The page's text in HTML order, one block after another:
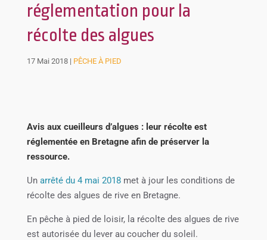
réglementation pour la
récolte des algues
17 Mai 2018| PÊCHE À PIED
Avis aux cueilleurs d’algues : leur récolte est
réglementée en Bretagne afin de préserver la
ressource.
Un arrêté du 4 mai 2018met à jour les conditions de
récolte des algues de rive en Bretagne.
En pêche à pied de loisir, la récolte des algues de rive
est autorisée du lever au coucher du soleil.